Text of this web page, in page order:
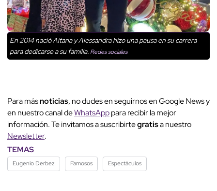
En 2014 nació Aitana y Alessandra hizo una pausa en su carrera
para dedicarse a su familia. Redes sociales
Para másnoticias, no dudes en seguirnos en Google News y
en nuestro canal deWhatsApppara recibir la mejor
información. Te invitamos a suscribirtegratisa nuestro
Newsletter.
TEMAS
Eugenio Derbez Famosos Espectáculos